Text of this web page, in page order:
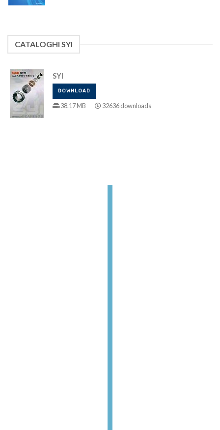
CATALOGHI SYI
SYI
DOWNLOAD
38.17 MB 32636 downloads